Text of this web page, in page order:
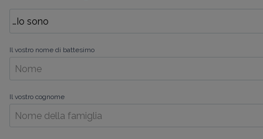
Il vostro nome di battesimo
Il vostro cognome